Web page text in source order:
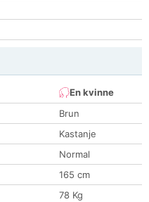
En kvinne
Brun
Kastanje
Normal
165 cm
78 Kg